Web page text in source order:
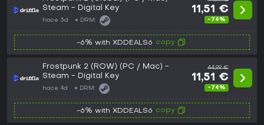
Steam - Digital Key
hace 3d DRM:
11,51 €
-74%
-6% with XDDEALS6 copy
Frostpunk 2 (ROW) (PC / Mac) -
Steam - Digital Key
hace 4d DRM:
44,99 €
11,51 €
-74%
-6% with XDDEALS6 copy